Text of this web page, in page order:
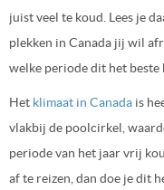
juist veel te koud. Lees je
plekken in Canada jij wil
welke periode dit het beste
Het klimaat in Canada is
vlakbij de poolcirkel,
periode van het jaar vrij
af te reizen, dan doe je dit